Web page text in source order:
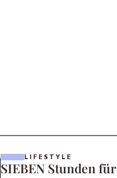
LIFESTYLE
SIEBEN Stunden für